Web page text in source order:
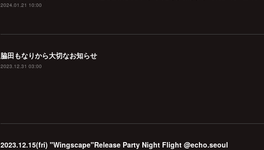
2024.01.21 10:00
脇田もなりから大切なお知らせ
2023.12.31 03:00
2023.12.15(fri) "Wingscape"Release Party Night Flight @echo.seoul